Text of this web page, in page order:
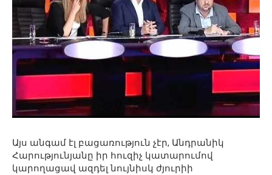
Այս անգամ էլ բացառություն չէր, Անդրանիկ
Հարությունյանը իր հուզիչ կատարումով
կարողացավ ազդել նույնիսկ ժյուրիի